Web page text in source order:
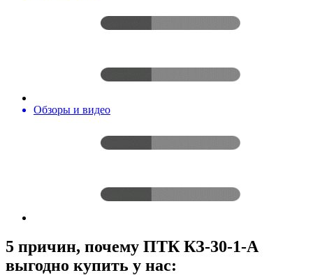
Обзоры и видео
5 причин, почему ПТК КЗ-30-1-А
выгодно купить у нас: